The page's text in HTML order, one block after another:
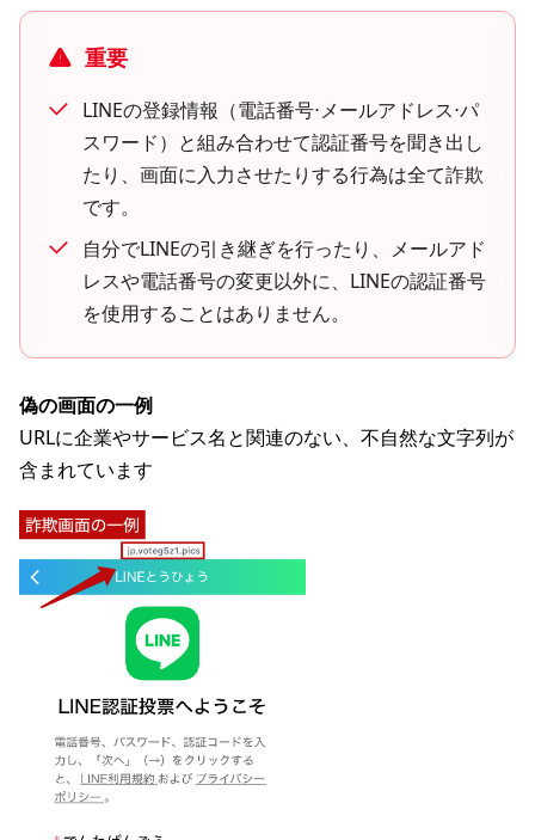
重要
LINEの登録情報（電話番号⋅メールアドレス⋅パ
スワード）と組み合わせて認証番号を聞き出し
たり、画面に入力させたりする行為は全て詐欺
です。
自分でLINEの引き継ぎを行ったり、メールアド
レスや電話番号の変更以外に、LINEの認証番号
を使用することはありません。
偽の画面の一例
URLに企業やサービス名と関連のない、不自然な文字列が
含まれています